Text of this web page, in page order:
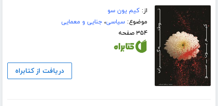
از:کیم یون سو
موضوع:سیاسی،جنایی و معمایی
۳۵۴ صفحه
دریافت از کتابراه